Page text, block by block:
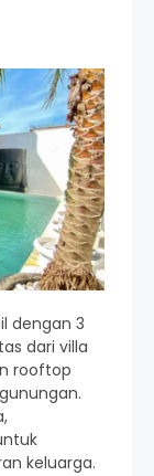
dengan 3
dari villa
rooftop
keluarga.